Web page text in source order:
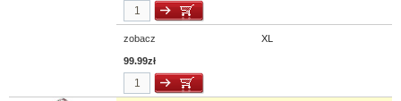
zobacz XL
99.99zł